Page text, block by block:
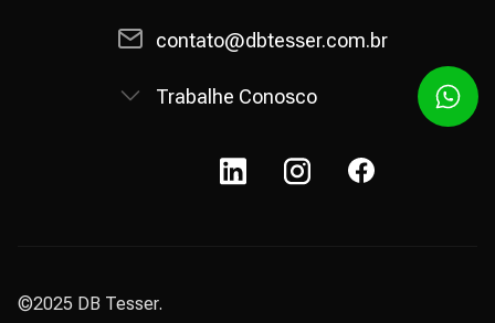
contato@dbtesser.com.br
Trabalhe Conosco
©2025 DB Tesser.